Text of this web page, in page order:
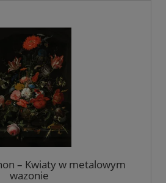
– Kwiaty w metalowym
wazonie